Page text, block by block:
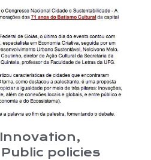
Innovation,
Public policies